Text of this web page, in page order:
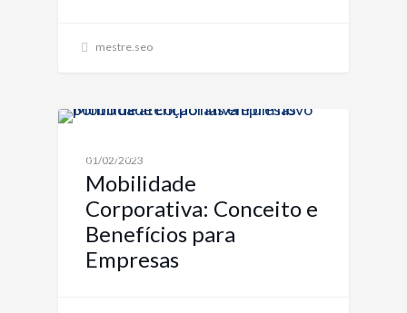
mestre.seo
EMPRESAS
01/02/2023
Mobilidade
Corporativa: Conceito e
Benefícios para
Empresas